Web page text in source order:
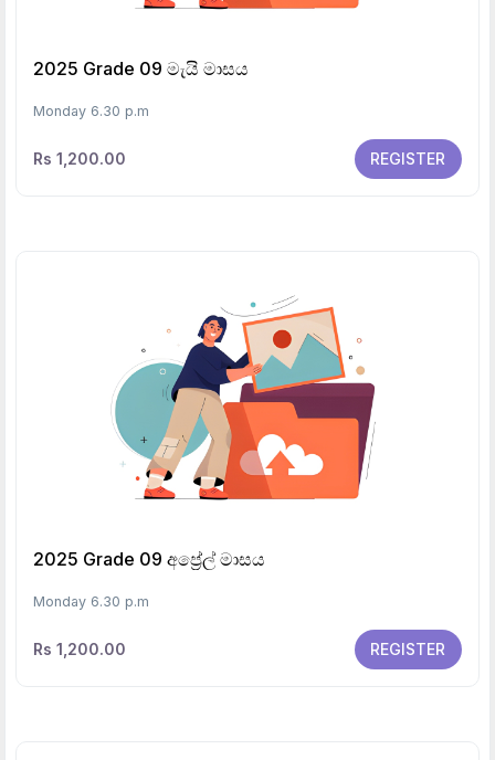
2025 Grade 09 මැයි මාසය
Monday 6.30 p.m
Rs 1,200.00 REGISTER
2025 Grade 09 අප්‍රේල් මාසය
Monday 6.30 p.m
Rs 1,200.00 REGISTER